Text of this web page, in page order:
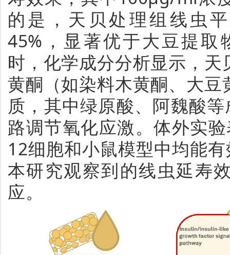
的是，天贝处理组线虫
45%，显著优于大豆提取
时，化学成分分析显示，
黄酮（如染料木黄酮、大
质，其中绿原酸、阿魏酸
路调节氧化应激。体外实
12细胞和小鼠模型中均能
本研究观察到的线虫延寿
应。